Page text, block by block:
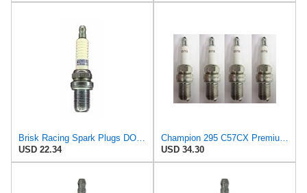
Brisk Racing Spark Plugs DOR08LGS Spark Plug Premium Racing
USD 22.34
Champion 295 C57CX Premium Racing Spark Plug Pack of 4
USD 34.30